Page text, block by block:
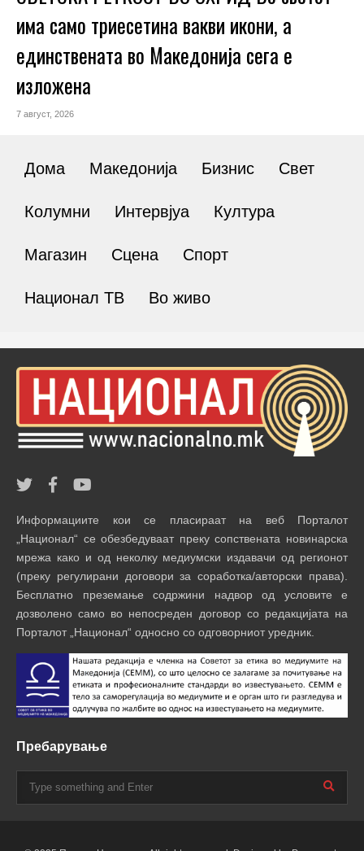
има само триесетина вакви икони, а
единствената во Македонија сега е
изложена
7 август, 2026
Дома Македонија Бизнис Свет
Колумни Интервјуа Култура
Магазин Сцена Спорт
Национал ТВ Во живо
Информациите кои се пласираат на веб Порталот
„Национал“ се обезбедуваат преку сопствената новинарска
мрежа како и од неколку медиумски издавачи од регионот
(преку регулирани договори за соработка/авторски права).
Бесплатно преземање содржини надвор од условите е
дозволено само во непосреден договор со редакцијата на
Порталот „Национал“ односно со одговорниот уредник.
Пребарување